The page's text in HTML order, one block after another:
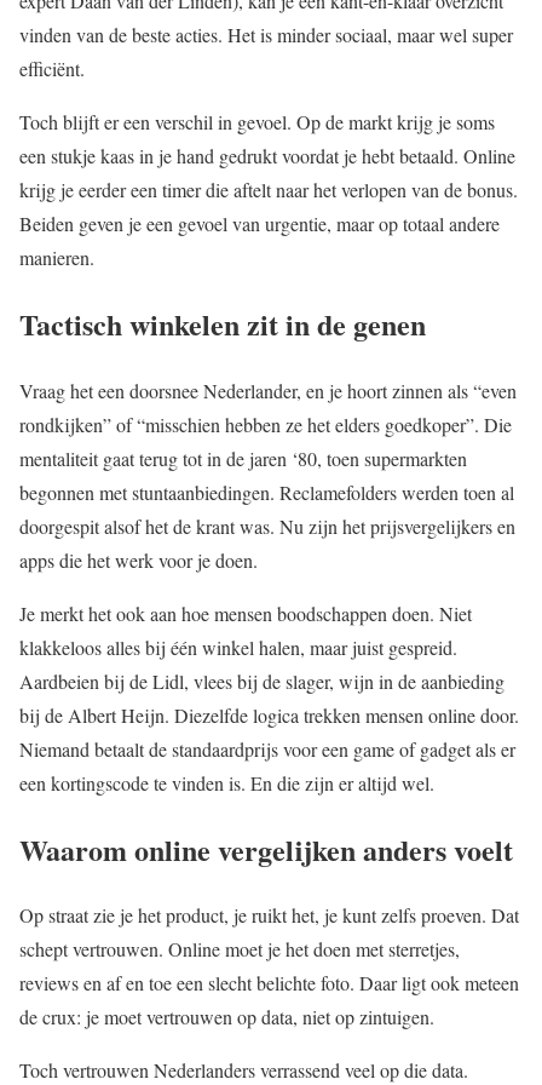
vinden van de beste acties. Het is minder sociaal, maar wel super
efficiënt.
Toch blijft er een verschil in gevoel. Op de markt krijg je soms
een stukje kaas in je hand gedrukt voordat je hebt betaald. Online
krijg je eerder een timer die aftelt naar het verlopen van de bonus.
Beiden geven je een gevoel van urgentie, maar op totaal andere
manieren.
Tactisch winkelen zit in de genen
Vraag het een doorsnee Nederlander, en je hoort zinnen als “even
rondkijken” of “misschien hebben ze het elders goedkoper”. Die
mentaliteit gaat terug tot in de jaren ‘80, toen supermarkten
begonnen met stuntaanbiedingen. Reclamefolders werden toen al
doorgespit alsof het de krant was. Nu zijn het prijsvergelijkers en
apps die het werk voor je doen.
Je merkt het ook aan hoe mensen boodschappen doen. Niet
klakkeloos alles bij één winkel halen, maar juist gespreid.
Aardbeien bij de Lidl, vlees bij de slager, wijn in de aanbieding
bij de Albert Heijn. Diezelfde logica trekken mensen online door.
Niemand betaalt de standaardprijs voor een game of gadget als er
een kortingscode te vinden is. En die zijn er altijd wel.
Waarom online vergelijken anders voelt
Op straat zie je het product, je ruikt het, je kunt zelfs proeven. Dat
schept vertrouwen. Online moet je het doen met sterretjes,
reviews en af en toe een slecht belichte foto. Daar ligt ook meteen
de crux: je moet vertrouwen op data, niet op zintuigen.
Toch vertrouwen Nederlanders verrassend veel op die data.